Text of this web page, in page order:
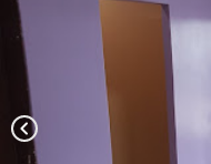
chevron_left